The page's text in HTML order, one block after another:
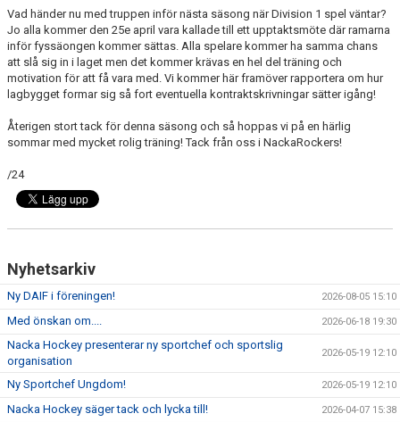
Vad händer nu med truppen inför nästa säsong när Division 1 spel väntar?
Jo alla kommer den 25e april vara kallade till ett upptaktsmöte där ramarna
inför fyssäongen kommer sättas. Alla spelare kommer ha samma chans
att slå sig in i laget men det kommer krävas en hel del träning och
motivation för att få vara med. Vi kommer här framöver rapportera om hur
lagbygget formar sig så fort eventuella kontraktskrivningar sätter igång!
Återigen stort tack för denna säsong och så hoppas vi på en härlig
sommar med mycket rolig träning! Tack från oss i NackaRockers!
/24
Nyhetsarkiv
Ny DAIF i föreningen! 2026-08-05 15:10
Med önskan om.... 2026-06-18 19:30
Nacka Hockey presenterar ny sportchef och sportslig
organisation
2026-05-19 12:10
Ny Sportchef Ungdom! 2026-05-19 12:10
Nacka Hockey säger tack och lycka till! 2026-04-07 15:38